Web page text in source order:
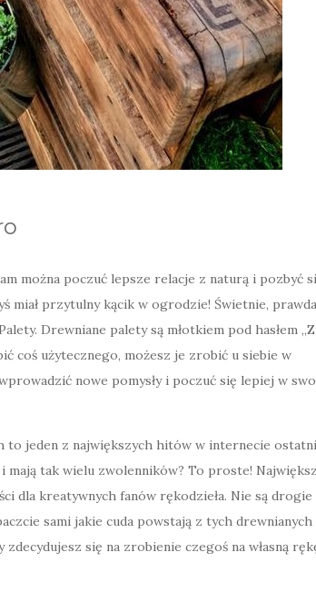
można poczuć lepsze relacje z naturą i pozbyć
miał przytulny kącik w ogrodzie! Świetnie,
Drewniane palety są młotkiem pod hasłem
coś użytecznego, możesz je zrobić u siebie w
nowe pomysły i poczuć się lepiej w
to jeden z największych hitów w internecie
mają tak wielu zwolenników? To proste!
dla kreatywnych fanów rękodzieła. Nie są drogie
sami jakie cuda powstają z tych drewnianych
się na zrobienie czegoś na własną